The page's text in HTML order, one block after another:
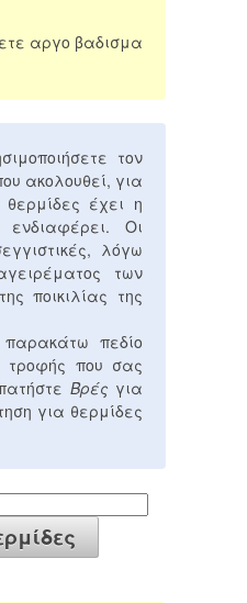
αργο βαδισμα
τον
ακολουθεί, για
έχει η
Οι
λόγω
των
ποικιλίας της
πεδίο
τροφής που σας
Βρές για
για θερμίδες